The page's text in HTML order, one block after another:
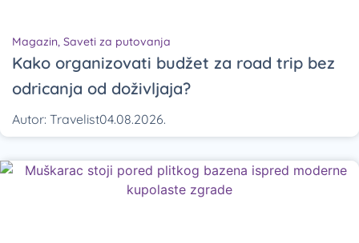
Magazin, Saveti za putovanja
Kako organizovati budžet za road trip bez
odricanja od doživljaja?
Autor: Travelist04.08.2026.